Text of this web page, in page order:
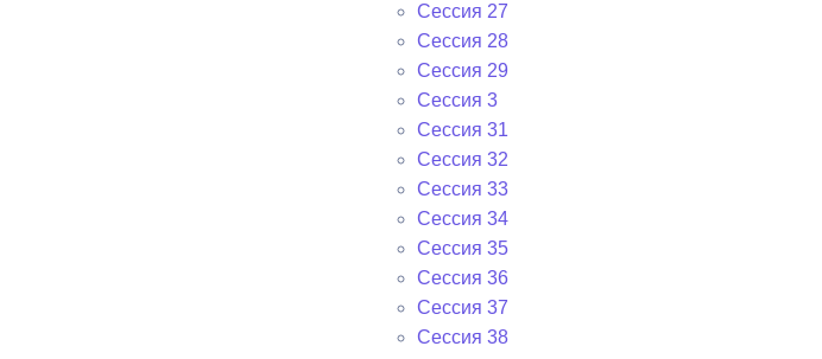
Сессия 27
Сессия 28
Сессия 29
Сессия 3
Сессия 31
Сессия 32
Сессия 33
Сессия 34
Сессия 35
Сессия 36
Сессия 37
Сессия 38